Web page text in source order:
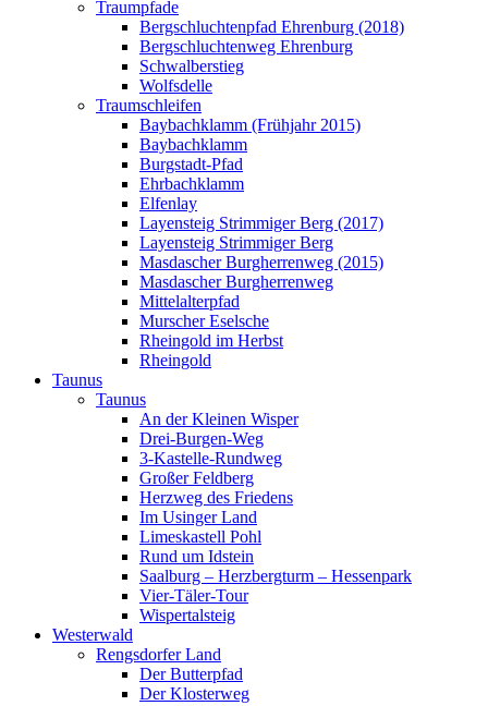
Traumpfade
Bergschluchtenpfad Ehrenburg (2018)
Bergschluchtenweg Ehrenburg
Schwalberstieg
Wolfsdelle
Traumschleifen
Baybachklamm (Frühjahr 2015)
Baybachklamm
Burgstadt-Pfad
Ehrbachklamm
Elfenlay
Layensteig Strimmiger Berg (2017)
Layensteig Strimmiger Berg
Masdascher Burgherrenweg (2015)
Masdascher Burgherrenweg
Mittelalterpfad
Murscher Eselsche
Rheingold im Herbst
Rheingold
Taunus
Taunus
An der Kleinen Wisper
Drei-Burgen-Weg
3-Kastelle-Rundweg
Großer Feldberg
Herzweg des Friedens
Im Usinger Land
Limeskastell Pohl
Rund um Idstein
Saalburg – Herzbergturm – Hessenpark
Vier-Täler-Tour
Wispertalsteig
Westerwald
Rengsdorfer Land
Der Butterpfad
Der Klosterweg